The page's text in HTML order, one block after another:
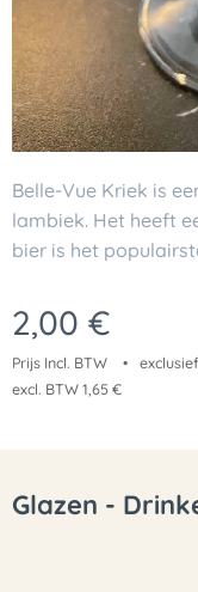
Belle-Vue Kriek is
lambiek. Het heeft
bier is het
2,00 €
Prijs Incl. BTW
excl. BTW 1,65 €
Glazen -